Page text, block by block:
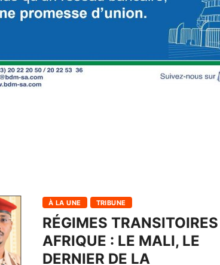
À LA UNE TRIBUNE
RÉGIMES
AFRIQUE : LE MALI, LE
DERNIER DE LA